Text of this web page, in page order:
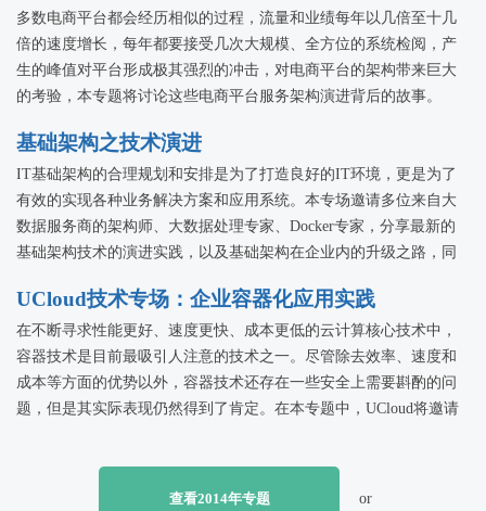
多数电商平台都会经历相似的过程，流量和业绩每年以几倍至十几
倍的速度增长，每年都要接受几次大规模、全方位的系统检阅，产
生的峰值对平台形成极其强烈的冲击，对电商平台的架构带来巨大
的考验，本专题将讨论这些电商平台服务架构演进背后的故事。
基础架构之技术演进
IT基础架构的合理规划和安排是为了打造良好的IT环境，更是为了
有效的实现各种业务解决方案和应用系统。本专场邀请多位来自大
数据服务商的架构师、大数据处理专家、Docker专家，分享最新的
基础架构技术的演进实践，以及基础架构在企业内的升级之路，同
UCloud技术专场：企业容器化应用实践
在不断寻求性能更好、速度更快、成本更低的云计算核心技术中，
容器技术是目前最吸引人注意的技术之一。尽管除去效率、速度和
成本等方面的优势以外，容器技术还存在一些安全上需要斟酌的问
题，但是其实际表现仍然得到了肯定。在本专题中，UCloud将邀请
查看2014年专题 or